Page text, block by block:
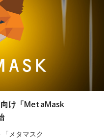
け「MetaMask
メタマスク